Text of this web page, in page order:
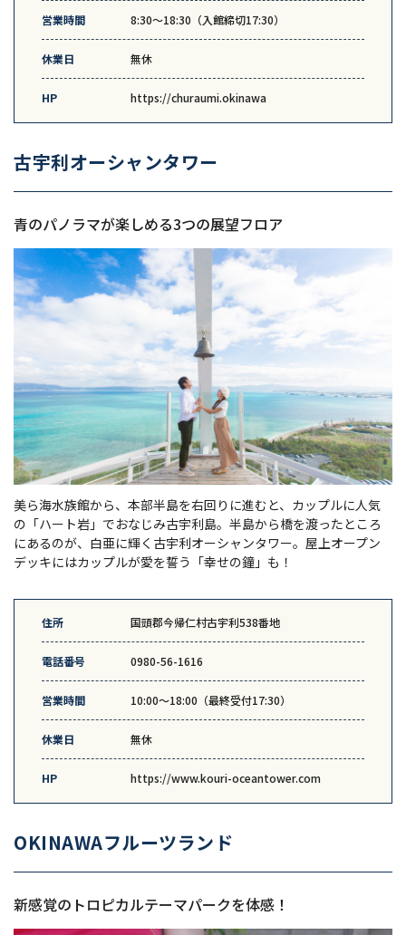
営業時間 8:30〜18:30（入館締切17:30）
休業日 無休
HP https://churaumi.okinawa
古宇利オーシャンタワー
青のパノラマが楽しめる3つの展望フロア
美ら海水族館から、本部半島を右回りに進むと、カップルに人気
の「ハート岩」でおなじみ古宇利島。半島から橋を渡ったところ
にあるのが、白亜に輝く古宇利オーシャンタワー。屋上オープン
デッキにはカップルが愛を誓う「幸せの鐘」も！
住所 国頭郡今帰仁村古宇利538番地
電話番号 0980-56-1616
営業時間 10:00〜18:00（最終受付17:30）
休業日 無休
HP https://www.kouri-oceantower.com
OKINAWAフルーツランド
新感覚のトロピカルテーマパークを体感！